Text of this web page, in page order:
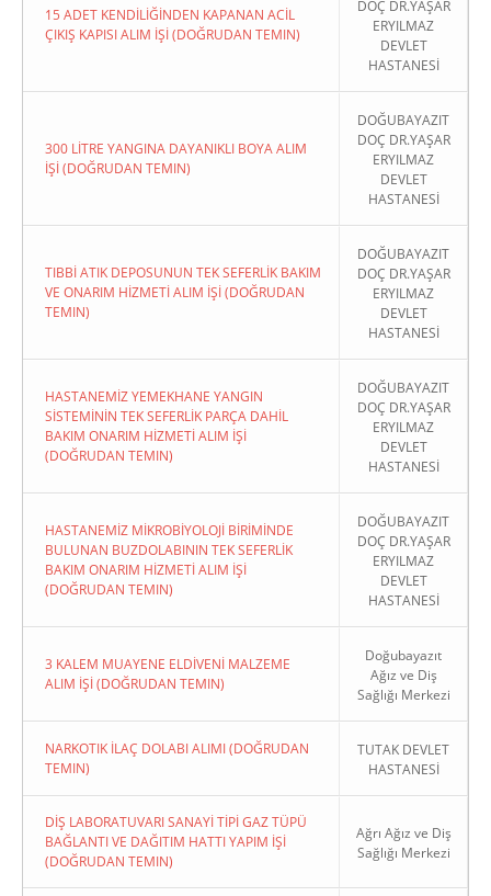
15 ADET KENDİLİĞİNDEN KAPANAN ACİL
ÇIKIŞ KAPISI ALIM İŞİ (DOĞRUDAN TEMIN)
DOÇ DR.YAŞAR
ERYILMAZ
DEVLET
HASTANESİ
300 LİTRE YANGINA DAYANIKLI BOYA ALIM
İŞİ (DOĞRUDAN TEMIN)
DOĞUBAYAZIT
DOÇ DR.YAŞAR
ERYILMAZ
DEVLET
HASTANESİ
TIBBİ ATIK DEPOSUNUN TEK SEFERLİK BAKIM
VE ONARIM HİZMETİ ALIM İŞİ (DOĞRUDAN
TEMIN)
DOĞUBAYAZIT
DOÇ DR.YAŞAR
ERYILMAZ
DEVLET
HASTANESİ
HASTANEMİZ YEMEKHANE YANGIN
SİSTEMİNİN TEK SEFERLİK PARÇA DAHİL
BAKIM ONARIM HİZMETİ ALIM İŞİ
(DOĞRUDAN TEMIN)
DOĞUBAYAZIT
DOÇ DR.YAŞAR
ERYILMAZ
DEVLET
HASTANESİ
HASTANEMİZ MİKROBİYOLOJİ BİRİMİNDE
BULUNAN BUZDOLABININ TEK SEFERLİK
BAKIM ONARIM HİZMETİ ALIM İŞİ
(DOĞRUDAN TEMIN)
DOĞUBAYAZIT
DOÇ DR.YAŞAR
ERYILMAZ
DEVLET
HASTANESİ
3 KALEM MUAYENE ELDİVENİ MALZEME
ALIM İŞİ (DOĞRUDAN TEMIN)
Doğubayazıt
Ağız ve Diş
Sağlığı Merkezi
NARKOTIK İLAÇ DOLABI ALIMI (DOĞRUDAN
TEMIN)
TUTAK DEVLET
HASTANESİ
DİŞ LABORATUVARI SANAYİ TİPİ GAZ TÜPÜ
BAĞLANTI VE DAĞITIM HATTI YAPIM İŞİ
(DOĞRUDAN TEMIN)
Ağrı Ağız ve Diş
Sağlığı Merkezi